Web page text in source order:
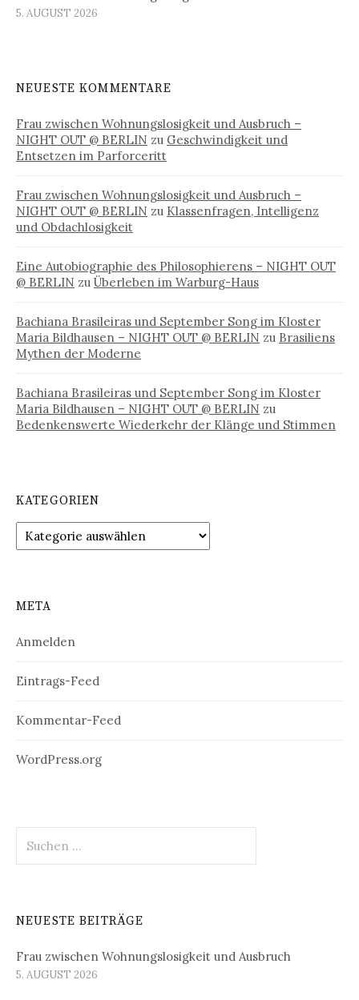
5. AUGUST 2026
NEUESTE KOMMENTARE
Frau zwischen Wohnungslosigkeit und Ausbruch –
NIGHT OUT @ BERLIN zu Geschwindigkeit und
Entsetzen im Parforceritt
Frau zwischen Wohnungslosigkeit und Ausbruch –
NIGHT OUT @ BERLIN zu Klassenfragen, Intelligenz
und Obdachlosigkeit
Eine Autobiographie des Philosophierens – NIGHT OUT
@ BERLIN zu Überleben im Warburg-Haus
Bachiana Brasileiras und September Song im Kloster
Maria Bildhausen – NIGHT OUT @ BERLIN zu Brasiliens
Mythen der Moderne
Bachiana Brasileiras und September Song im Kloster
Maria Bildhausen – NIGHT OUT @ BERLIN zu
Bedenkenswerte Wiederkehr der Klänge und Stimmen
KATEGORIEN
Kategorien
META
Anmelden
Eintrags-Feed
Kommentar-Feed
WordPress.org
nach:
NEUESTE BEITRÄGE
Frau zwischen Wohnungslosigkeit und Ausbruch
5. AUGUST 2026